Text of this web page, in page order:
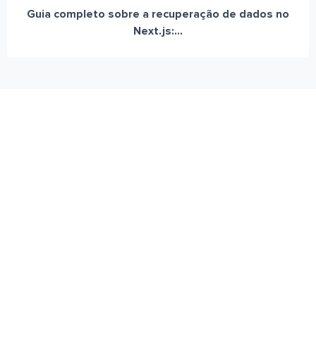
Guia completo sobre a recuperação de dados no
Next.js:...